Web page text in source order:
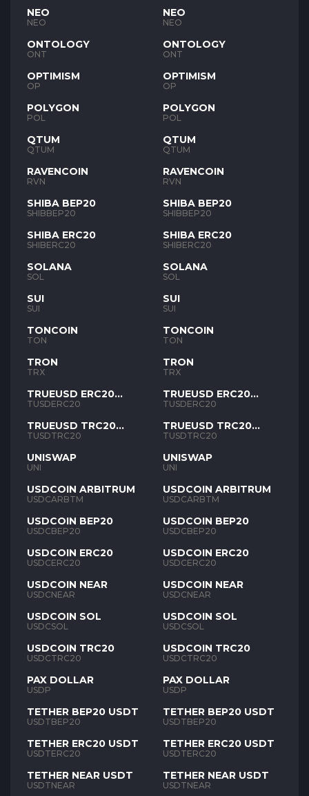
NEO
NEO
ONTOLOGY
ONT
OPTIMISM
OP
POLYGON
POL
QTUM
QTUM
RAVENCOIN
RVN
SHIBA BEP20
SHIBBEP20
SHIBA ERC20
SHIBERC20
SOLANA
SOL
SUI
SUI
TONCOIN
TON
TRON
TRX
TRUEUSD ERC20
TUSD
TUSDERC20
TRUEUSD TRC20
TUSD
TUSDTRC20
UNISWAP
UNI
USDCOIN ARBITRUM
USDCARBTM
USDCOIN BEP20
USDCBEP20
USDCOIN ERC20
USDCERC20
USDCOIN NEAR
USDCNEAR
USDCOIN SOL
USDCSOL
USDCOIN TRC20
USDCTRC20
PAX DOLLAR
USDP
TETHER BEP20 USDT
USDTBEP20
TETHER ERC20 USDT
USDTERC20
TETHER NEAR USDT
USDTNEAR
NEO
NEO
ONTOLOGY
ONT
OPTIMISM
OP
POLYGON
POL
QTUM
QTUM
RAVENCOIN
RVN
SHIBA BEP20
SHIBBEP20
SHIBA ERC20
SHIBERC20
SOLANA
SOL
SUI
SUI
TONCOIN
TON
TRON
TRX
TRUEUSD ERC20
TUSD
TUSDERC20
TRUEUSD TRC20
TUSD
TUSDTRC20
UNISWAP
UNI
USDCOIN ARBITRUM
USDCARBTM
USDCOIN BEP20
USDCBEP20
USDCOIN ERC20
USDCERC20
USDCOIN NEAR
USDCNEAR
USDCOIN SOL
USDCSOL
USDCOIN TRC20
USDCTRC20
PAX DOLLAR
USDP
TETHER BEP20 USDT
USDTBEP20
TETHER ERC20 USDT
USDTERC20
TETHER NEAR USDT
USDTNEAR